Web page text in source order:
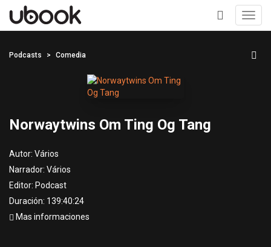
+
Podcasts Comedia
Norwaytwins Om Ting Og Tang
Autor: Vários
Narrador: Vários
Editor: Podcast
Duración: 139:40:24
Mas informaciones